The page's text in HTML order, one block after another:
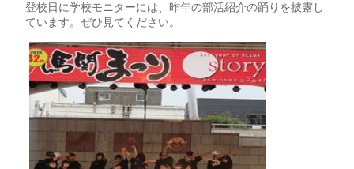
登校日に学校モニターには、昨年の部活紹介の踊りを披露し
ています。ぜひ見てください。